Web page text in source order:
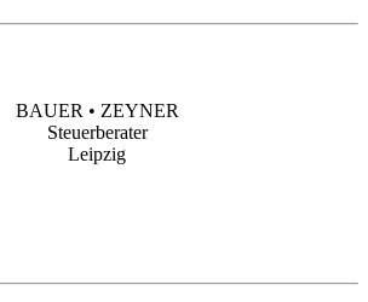
BAUER • ZEYNER
Steuerberater
Leipzig